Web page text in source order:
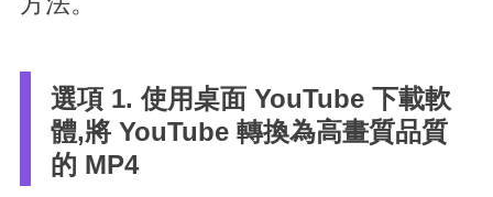
選項 1. 使用桌面 YouTube 下載軟
體,將 YouTube 轉換為高畫質品質
的 MP4